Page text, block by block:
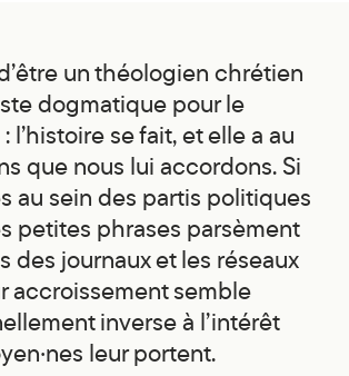
un théologien chrétien
dogmatique pour le
l’histoire se fait, et elle a au
que nous lui accordons. Si
au sein des partis politiques
petites phrases parsèment
des journaux et les réseaux
accroissement semble
inverse à l’intérêt
leur portent.